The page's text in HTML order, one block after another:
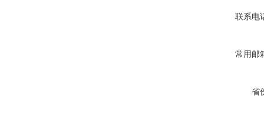
联系电
常用邮
省